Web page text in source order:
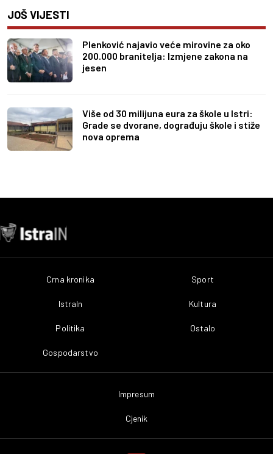
JOŠ VIJESTI
Plenković najavio veće mirovine za oko
200.000 branitelja: Izmjene zakona na
jesen
Više od 30 milijuna eura za škole u Istri:
Grade se dvorane, dograđuju škole i stiže
nova oprema
Crna kronika
IstraIn
Politika
Gospodarstvo
Sport
Kultura
Ostalo
Impresum
Cjenik